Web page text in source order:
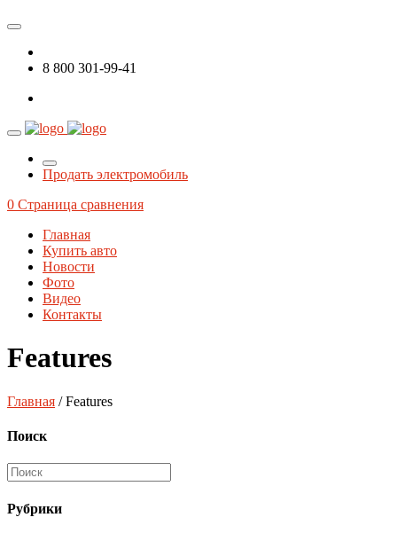
8 800 301-99-41
Продать электромобиль
0 Страница сравнения
Главная
Купить авто
Новости
Фото
Видео
Контакты
Features
Главная / Features
Поиск
Рубрики